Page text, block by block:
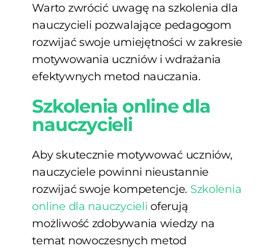
Warto zwrócić uwagę na szkolenia dla
nauczycieli pozwalające pedagogom
rozwijać swoje umiejętności w zakresie
motywowania uczniów i wdrażania
efektywnych metod nauczania.
Szkolenia online dla
nauczycieli
Aby skutecznie motywować uczniów,
nauczyciele powinni nieustannie
rozwijać swoje kompetencje. Szkolenia
online dla nauczycieli oferują
możliwość zdobywania wiedzy na
temat nowoczesnych metod